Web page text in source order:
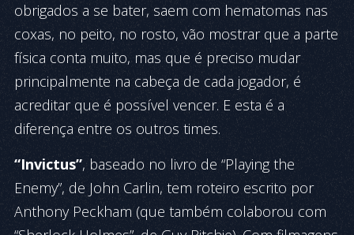
obrigados a se bater, saem com hematomas nas
coxas, no peito, no rosto, vão mostrar que a parte
física conta muito, mas que é preciso mudar
principalmente na cabeça de cada jogador, é
acreditar que é possível vencer. E esta é a
diferença entre os outros times.
“Invictus”, baseado no livro de “Playing the
Enemy”, de John Carlin, tem roteiro escrito por
Anthony Peckham (que também colaborou com